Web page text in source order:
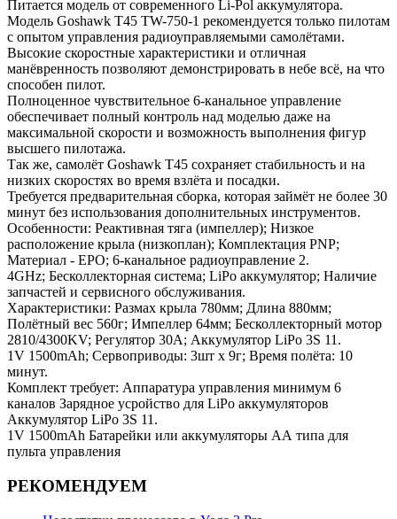
Питается модель от современного Li-Pol аккумулятора.
Модель Goshawk T45 TW-750-1 рекомендуется только пилотам
с опытом управления радиоуправляемыми самолётами.
Высокие скоростные характеристики и отличная
манёвренность позволяют демонстрировать в небе всё, на что
способен пилот.
Полноценное чувствительное 6-канальное управление
обеспечивает полный контроль над моделью даже на
максимальной скорости и возможность выполнения фигур
высшего пилотажа.
Так же, самолёт Goshawk T45 сохраняет стабильность и на
низких скоростях во время взлёта и посадки.
Требуется предварительная сборка, которая займёт не более 30
минут без использования дополнительных инструментов.
Особенности: Реактивная тяга (импеллер); Низкое
расположение крыла (низкоплан); Комплектация PNP;
Материал - EPO; 6-канальное радиоуправление 2.
4GHz; Бесколлекторная система; LiPo аккумулятор; Наличие
запчастей и сервисного обслуживания.
Характеристики: Размах крыла 780мм; Длина 880мм;
Полётный вес 560г; Импеллер 64мм; Бесколлекторный мотор
2810/4300KV; Регулятор 30А; Аккумулятор LiPo 3S 11.
1V 1500mAh; Сервоприводы: 3шт x 9г; Время полёта: 10
минут.
Комплект требует: Аппаратура управления минимум 6
каналов Зарядное усройство для LiPo аккумуляторов
Аккумулятор LiPo 3S 11.
1V 1500mAh Батарейки или аккумуляторы АА типа для
пульта управления
РЕКОМЕНДУЕМ